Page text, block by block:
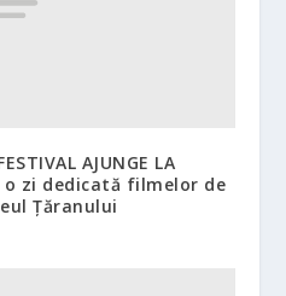
AJUNGE LA
o zi dedicată filmelor de
Țăranului